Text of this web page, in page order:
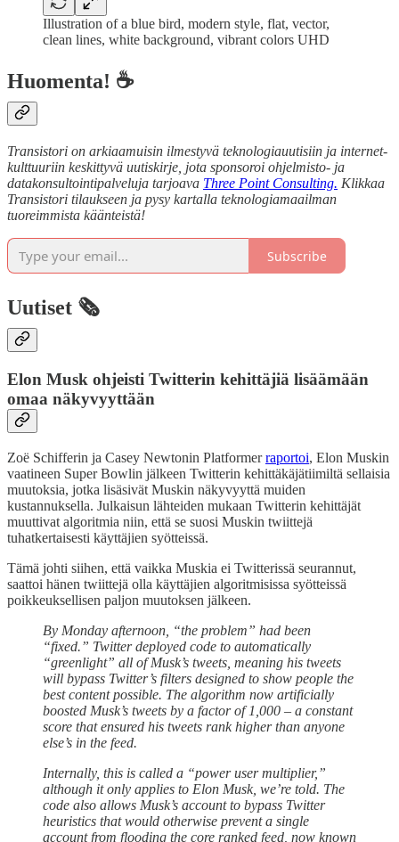
Illustration of a blue bird, modern style, flat, vector,
clean lines, white background, vibrant colors UHD
Huomenta! ☕
Transistori on arkiaamuisin ilmestyvä teknologiauutisiin ja internet-
kulttuuriin keskittyvä uutiskirje, jota sponsoroi ohjelmisto- ja
datakonsultointipalveluja tarjoava Three Point Consulting. Klikkaa
Transistori tilaukseen ja pysy kartalla teknologiamaailman
tuoreimmista käänteistä!
Subscribe
Uutiset 🗞️
Elon Musk ohjeisti Twitterin kehittäjiä lisäämään
omaa näkyvyyttään
Zoë Schifferin ja Casey Newtonin Platformerraportoi, Elon Muskin
vaatineen Super Bowlin jälkeen Twitterin kehittäkäjätiimiltä sellaisia
muutoksia, jotka lisäsivät Muskin näkyvyyttä muiden
kustannuksella. Julkaisun lähteiden mukaan Twitterin kehittäjät
muuttivat algoritmia niin, että se suosi Muskin twiittejä
tuhatkertaisesti käyttäjien syötteissä.
Tämä johti siihen, että vaikka Muskia ei Twitterissä seurannut,
saattoi hänen twiittejä olla käyttäjien algoritmisissa syötteissä
poikkeuksellisen paljon muutoksen jälkeen.
By Monday afternoon, “the problem” had been
“fixed.” Twitter deployed code to automatically
“greenlight” all of Musk’s tweets, meaning his tweets
will bypass Twitter’s filters designed to show people the
best content possible. The algorithm now artificially
boosted Musk’s tweets by a factor of 1,000 – a constant
score that ensured his tweets rank higher than anyone
else’s in the feed.
Internally, this is called a “power user multiplier,”
although it only applies to Elon Musk, we’re told. The
code also allows Musk’s account to bypass Twitter
heuristics that would otherwise prevent a single
account from flooding the core ranked feed, now known